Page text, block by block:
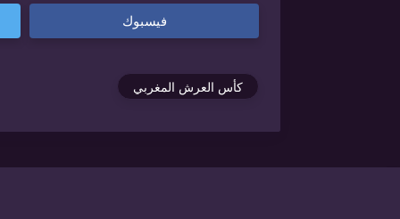
فيسبوك
كأس العرش المغربي